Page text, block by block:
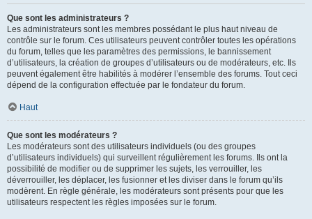
Que sont les administrateurs ?
Les administrateurs sont les membres possédant le plus haut niveau de
contrôle sur le forum. Ces utilisateurs peuvent contrôler toutes les opérations
du forum, telles que les paramètres des permissions, le bannissement
d’utilisateurs, la création de groupes d’utilisateurs ou de modérateurs, etc. Ils
peuvent également être habilités à modérer l’ensemble des forums. Tout ceci
dépend de la configuration effectuée par le fondateur du forum.
Haut
Que sont les modérateurs ?
Les modérateurs sont des utilisateurs individuels (ou des groupes
d’utilisateurs individuels) qui surveillent régulièrement les forums. Ils ont la
possibilité de modifier ou de supprimer les sujets, les verrouiller, les
déverrouiller, les déplacer, les fusionner et les diviser dans le forum qu’ils
modèrent. En règle générale, les modérateurs sont présents pour que les
utilisateurs respectent les règles imposées sur le forum.